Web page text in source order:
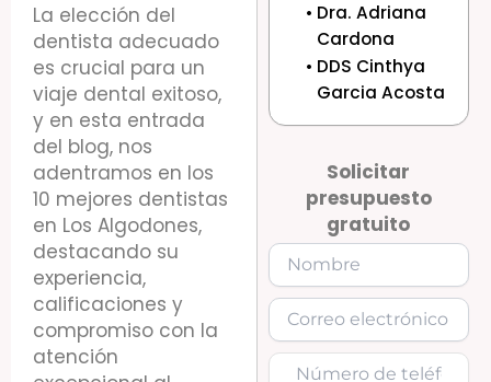
La elección del
dentista adecuado
es crucial para un
viaje dental exitoso,
y en esta entrada
del blog, nos
adentramos en los
10 mejores dentistas
en Los Algodones,
destacando su
experiencia,
calificaciones y
compromiso con la
atención
Dra. Adriana
Cardona
DDS Cinthya
Garcia Acosta
Solicitar
presupuesto
gratuito